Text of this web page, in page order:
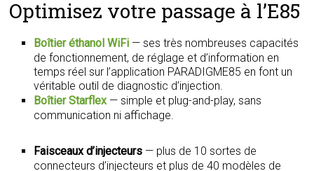
Optimisez votre passage à l’E85
Boîtier éthanol WiFi — ses très nombreuses capacités
de fonctionnement, de réglage et d’information en
temps réel sur l’application PARADIGME85 en font un
véritable outil de diagnostic d’injection.
Boîtier Starflex— simple et plug-and-play, sans
communication ni affichage.
Faisceaux d’injecteurs — plus de 10 sortes de
connecteurs d’injecteurs et plus de 40 modèles de